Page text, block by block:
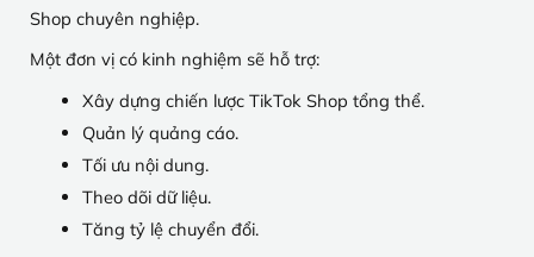
Shop chuyên nghiệp.
Một đơn vị có kinh nghiệm sẽ hỗ trợ:
Xây dựng chiến lược TikTok Shop tổng thể.
Quản lý quảng cáo.
Tối ưu nội dung.
Theo dõi dữ liệu.
Tăng tỷ lệ chuyển đổi.